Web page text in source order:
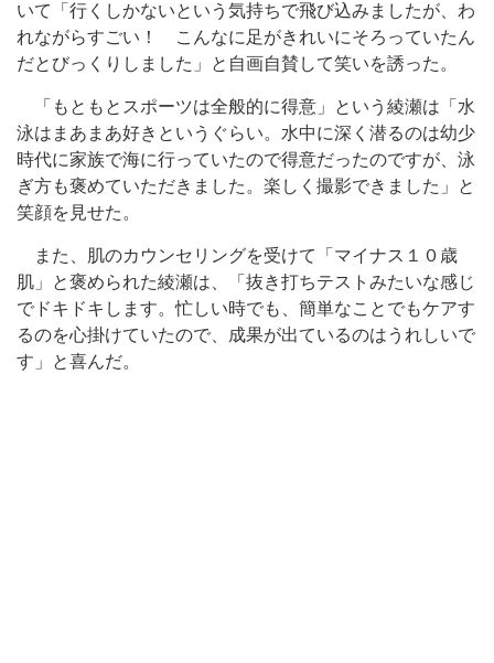
いて「行くしかないという気持ちで飛び込みましたが、わ
れながらすごい！ こんなに足がきれいにそろっていたん
だとびっくりしました」と自画自賛して笑いを誘った。
「もともとスポーツは全般的に得意」という綾瀬は「水
泳はまあまあ好きというぐらい。水中に深く潜るのは幼少
時代に家族で海に行っていたので得意だったのですが、泳
ぎ方も褒めていただきました。楽しく撮影できました」と
笑顔を見せた。
また、肌のカウンセリングを受けて「マイナス１０歳
肌」と褒められた綾瀬は、「抜き打ちテストみたいな感じ
でドキドキします。忙しい時でも、簡単なことでもケアす
るのを心掛けていたので、成果が出ているのはうれしいで
す」と喜んだ。